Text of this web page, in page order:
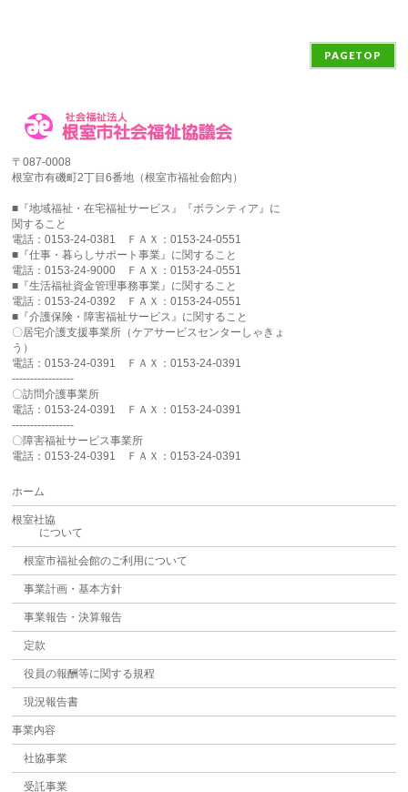
PAGETOP
〒087-0008
根室市有磯町2丁目6番地（根室市福祉会館内）
■『地域福祉・在宅福祉サービス』『ボランティア』に
関すること
電話：0153-24-0381 ＦＡＸ：0153-24-0551
■『仕事・暮らしサポート事業』に関すること
電話：0153-24-9000 ＦＡＸ：0153-24-0551
■『生活福祉資金管理事務事業』に関すること
電話：0153-24-0392 ＦＡＸ：0153-24-0551
■『介護保険・障害福祉サービス』に関すること
〇居宅介護支援事業所（ケアサービスセンターしゃきょ
う）
電話：0153-24-0391 ＦＡＸ：0153-24-0391
-----------------
〇訪問介護事業所
電話：0153-24-0391 ＦＡＸ：0153-24-0391
-----------------
〇障害福祉サービス事業所
電話：0153-24-0391 ＦＡＸ：0153-24-0391
ホーム
根室社協
について
根室市福祉会館のご利用について
事業計画・基本方針
事業報告・決算報告
定款
役員の報酬等に関する規程
現況報告書
事業内容
社協事業
受託事業